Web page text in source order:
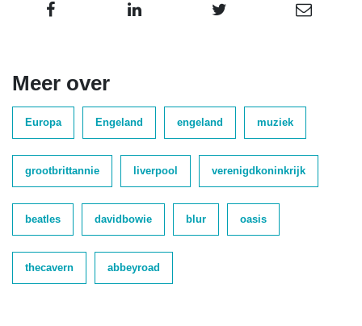
Meer over
Europa Engeland engeland muziek
grootbrittannie liverpool verenigdkoninkrijk
beatles davidbowie blur oasis
thecavern abbeyroad